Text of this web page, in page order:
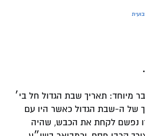
מיוחד: תאריך שבת הגדול חל בי׳
של ה-שבת הגדול כאשר היו עם
נפשם לקחת את הכבש, שהיה